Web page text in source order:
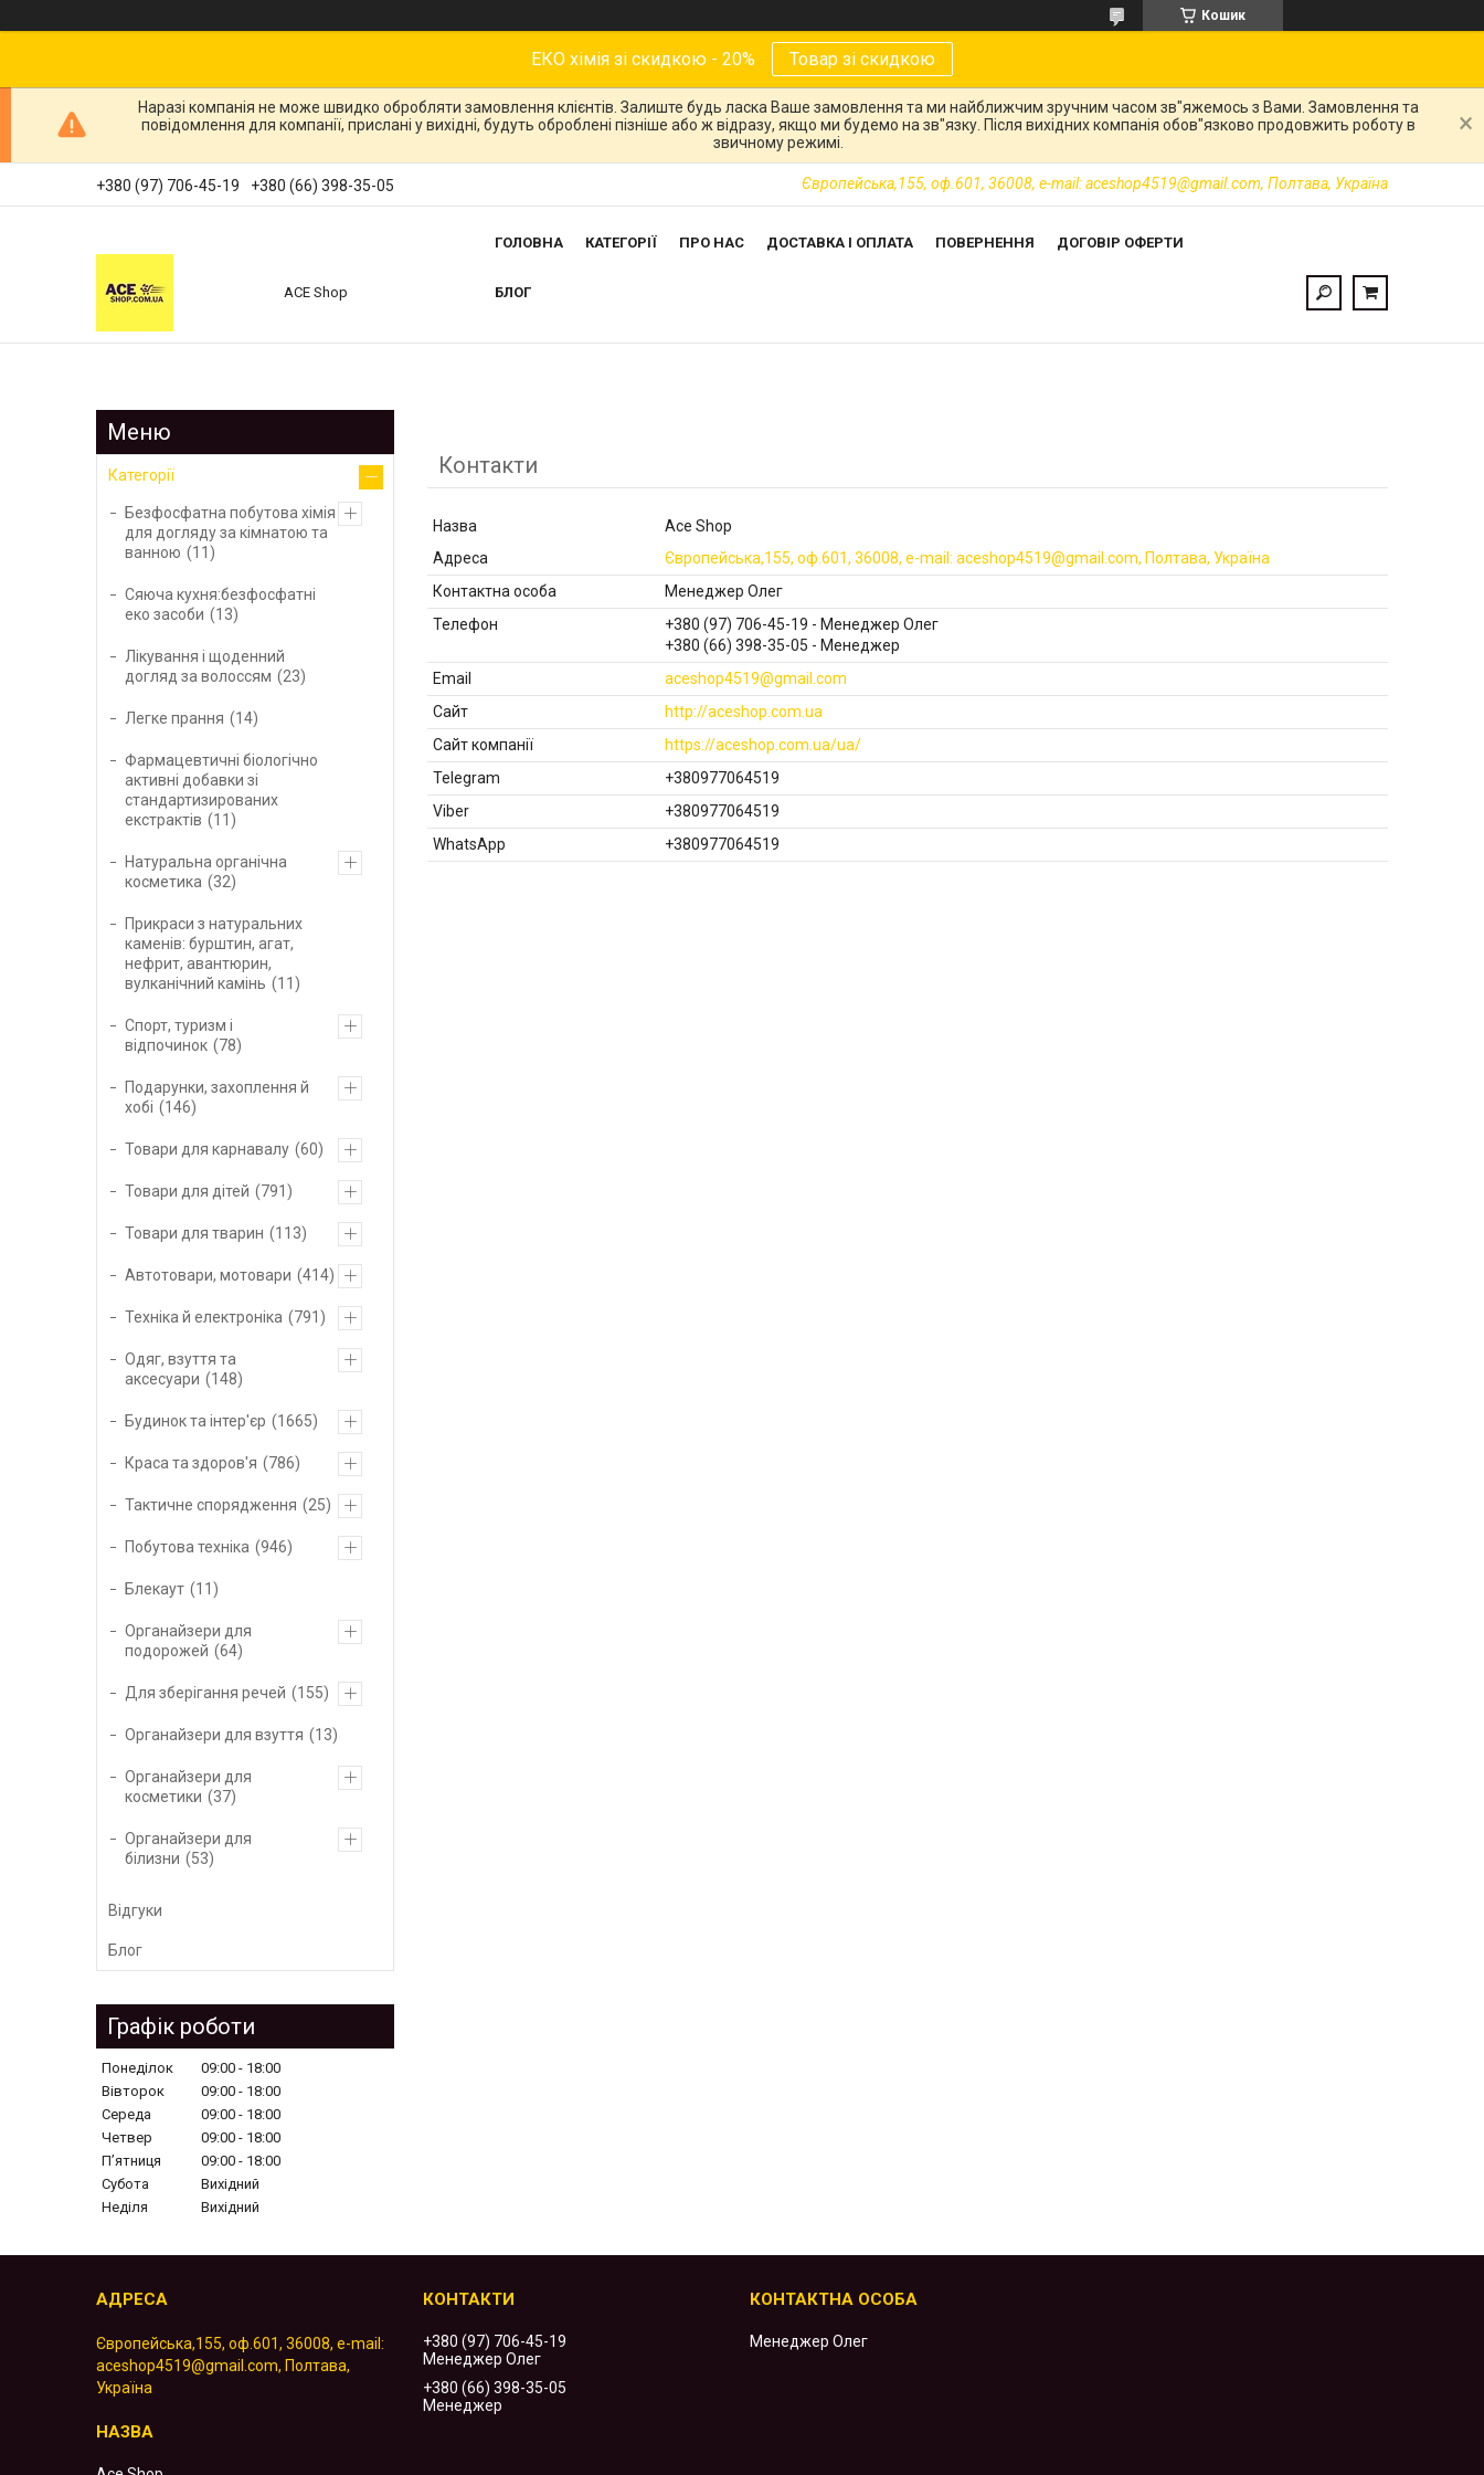
Кошик
ЕКО хімія зі скидкою - 20% Товар зі скидкою
Наразі компанія не може швидко обробляти замовлення клієнтів. Залиште будь ласка Ваше замовлення та ми найближчим зручним часом зв"яжемось з Вами. Замовлення та
повідомлення для компанії, прислані у вихідні, будуть оброблені пізніше або ж відразу, якщо ми будемо на зв"язку. Після вихідних компанія обов"язково продовжить роботу в
звичному режимі.
+380 (97) 706-45-19 +380 (66) 398-35-05 Європейська,155, оф.601, 36008, e-mail: aceshop4519@gmail.com, Полтава, Україна
ACE Shop
ГОЛОВНА КАТЕГОРІЇ ПРО НАС ДОСТАВКА І ОПЛАТА ПОВЕРНЕННЯ ДОГОВІР ОФЕРТИ
БЛОГ
Контакти
Ace Shop
Європейська,155, оф.601, 36008, e-mail: aceshop4519@gmail.com, Полтава, Україна
Менеджер Олег
+380 (97) 706-45-19
Менеджер Олег
+380 (66) 398-35-05
Менеджер
aceshop4519@gmail.com
http://aceshop.com.ua
https://aceshop.com.ua/ua/
+380977064519
+380977064519
+380977064519
Категорії
Безфосфатна побутова хімія
для догляду за кімнатою та
ванною
11
Сяюча кухня:безфосфатні
еко засоби
13
Лікування і щоденний
догляд за волоссям
23
Легке прання 14
Фармацевтичні біологічно
активні добавки зі
стандартизированих
екстрактів
11
Натуральна органічна
косметика
32
Прикраси з натуральних
каменів: бурштин, агат,
нефрит, авантюрин,
вулканічний камінь
11
Спорт, туризм і
відпочинок
78
Подарунки, захоплення й
хобі
146
Товари для карнавалу 60
Товари для дітей 791
Товари для тварин 113
Автотовари, мотовари 414
Техніка й електроніка 791
Одяг, взуття та
аксесуари
148
Будинок та інтер'єр 1665
Краса та здоров'я 786
Тактичне спорядження 25
Побутова техніка 946
Блекаут 11
Органайзери для
подорожей
64
Для зберігання речей 155
Органайзери для взуття 13
Органайзери для
косметики
37
Органайзери для
білизни
53
Відгуки
Блог
Графік роботи
Понеділок 09:00
18:00
Вівторок
09:00
18:00
Середа
09:00
18:00
Четвер
09:00
18:00
Пʼятниця
09:00
18:00
Субота
Вихідний
Неділя
Вихідний
Європейська,155, оф.601, 36008, e-mail:
aceshop4519@gmail.com, Полтава,
Україна
+380 (97) 706-45-19
Менеджер Олег
+380 (66) 398-35-05
Менеджер
Менеджер Олег